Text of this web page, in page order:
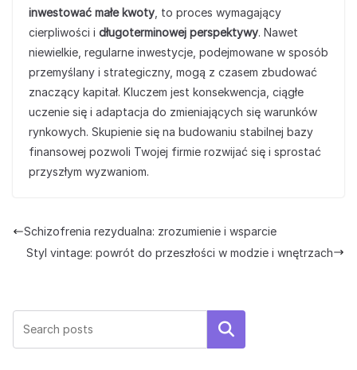
inwestować małe kwoty , to proces wymagający
cierpliwości i długoterminowej perspektywy. Nawet
niewielkie, regularne inwestycje, podejmowane w sposób
przemyślany i strategiczny, mogą z czasem zbudować
znaczący kapitał. Kluczem jest konsekwencja, ciągłe
uczenie się i adaptacja do zmieniających się warunków
rynkowych. Skupienie się na budowaniu stabilnej bazy
finansowej pozwoli Twojej firmie rozwijać się i sprostać
przyszłym wyzwaniom.
Schizofrenia rezydualna: zrozumienie i wsparcie
Styl vintage: powrót do przeszłości w modzie i wnętrzach
Szukaj